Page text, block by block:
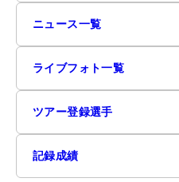
ニュース一覧
ライブフォト一覧
ツアー登録選手
記録成績